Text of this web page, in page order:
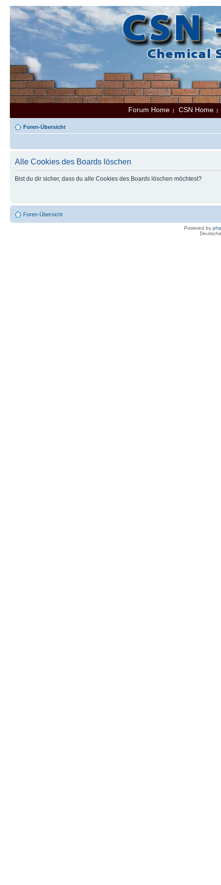
Forum Home | CSN Home
Foren-Übersicht
Alle Cookies des Boards löschen
Bist du dir sicher, dass du alle Cookies des Boards löschen möchtest?
Foren-Übersicht
Powered by